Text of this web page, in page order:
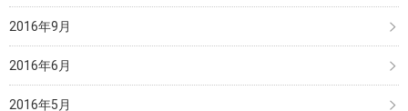
2016年9月
2016年6月
2016年5月